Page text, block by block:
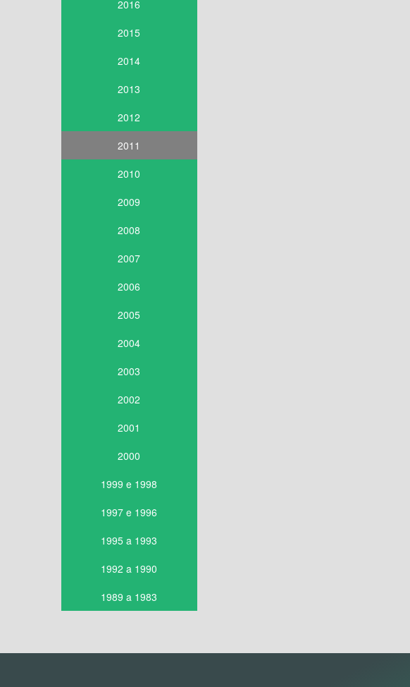
2016
2015
2014
2013
2012
2011
2010
2009
2008
2007
2006
2005
2004
2003
2002
2001
2000
1999 e 1998
1997 e 1996
1995 a 1993
1992 a 1990
1989 a 1983